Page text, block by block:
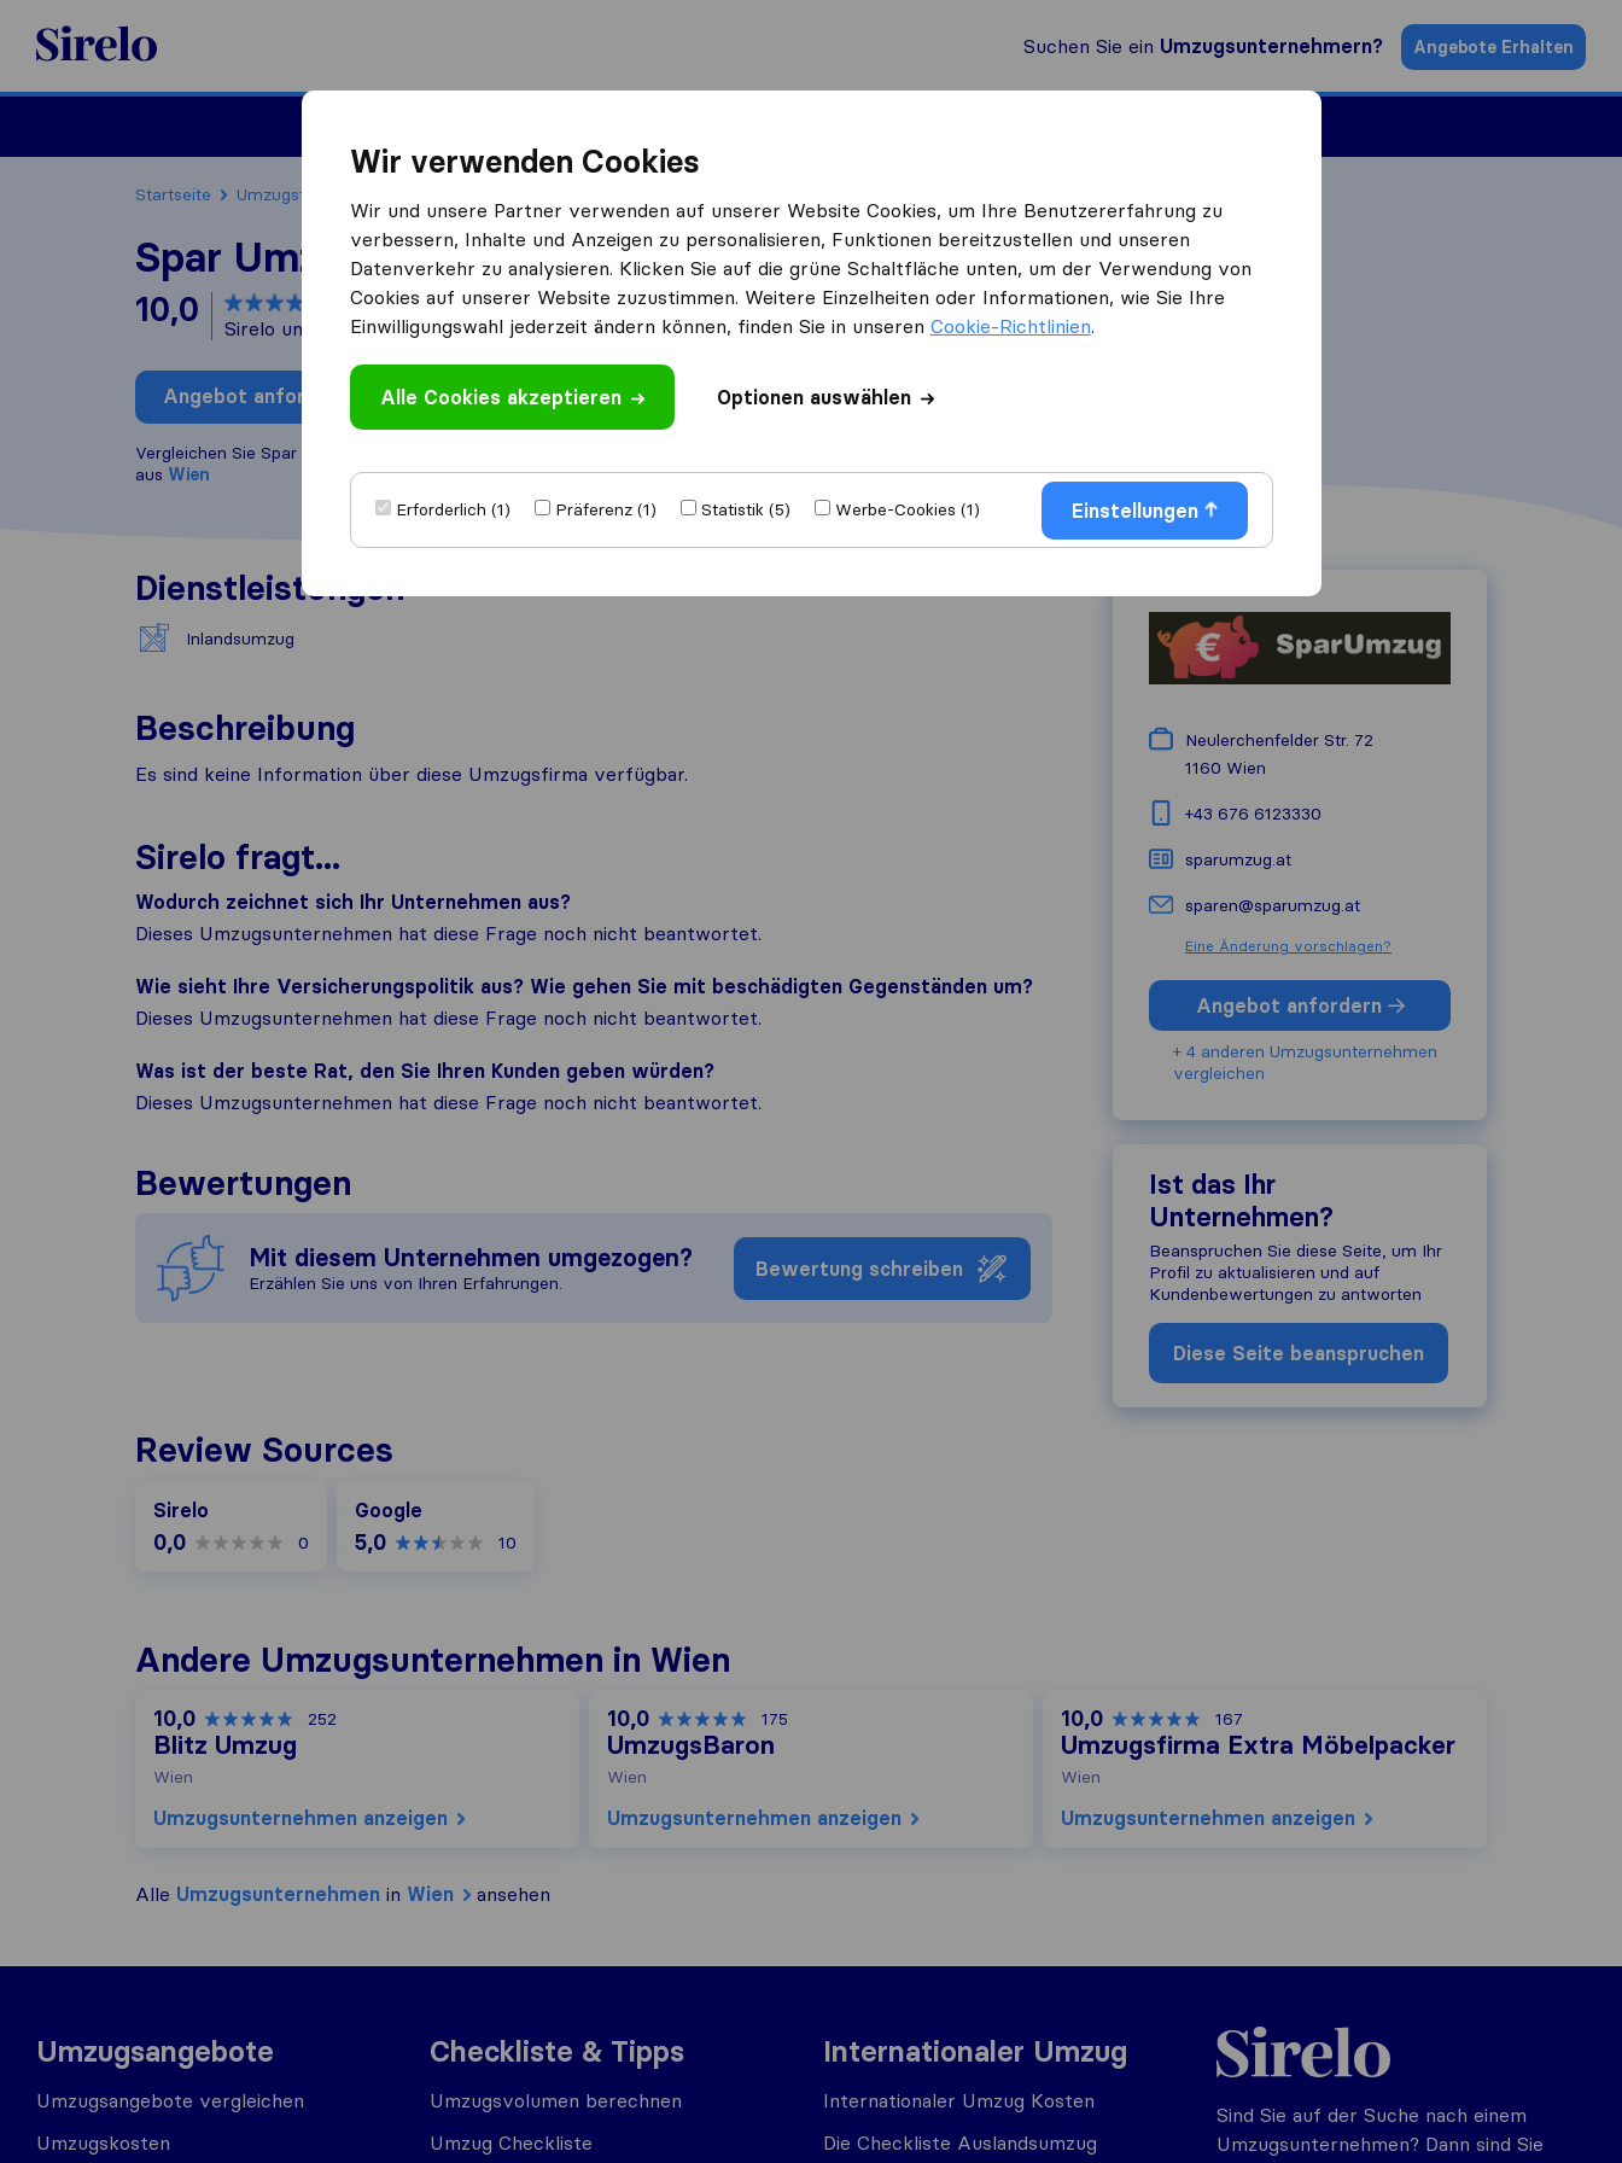
Sirelo.at
Suchen Sie ein Umzugsunternehmern? Angebote Erhalten
Startseite Umzugsfirmen
Spar Umzug Wien
10,0 basierend auf 10
Sirelo und Google Bewertungen
i
Angebot anfordern Bewertung schreiben
Vergleichen Sie Spar Umzug Wien mit anderen
aus Wien
Dienstleistungen
Inlandsumzug
Beschreibung
Es sind keine Information über diese Umzugsfirma verfügbar.
Sirelo fragt...
Wodurch zeichnet sich Ihr Unternehmen aus?
Dieses Umzugsunternehmen hat diese Frage noch nicht beantwortet.
Wie sieht Ihre Versicherungspolitik aus? Wie gehen Sie mit beschädigten Gegenständen um?
Dieses Umzugsunternehmen hat diese Frage noch nicht beantwortet.
Was ist der beste Rat, den Sie Ihren Kunden geben würden?
Dieses Umzugsunternehmen hat diese Frage noch nicht beantwortet.
Bewertungen
Mit diesem Unternehmen umgezogen?
Erzählen Sie uns von Ihren Erfahrungen.
Bewertung schreiben
Neulerchenfelder Str. 72
1160 Wien
+43 676 6123330
sparumzug.at
sparen@sparumzug.at
Eine Änderung vorschlagen?
Angebot anfordern
+ 4 anderen Umzugs​unternehmen
vergleichen
Ist das Ihr
Unternehmen?
Beanspruchen Sie diese Seite, um Ihr
Profil zu aktualisieren und auf
Kundenbewertungen zu antworten
Diese Seite beanspruchen
Review Sources
Sirelo
0,0 0
Google
5,0 10
Andere Umzugs​unternehmen in Wien
10,0 252
Blitz Umzug
Wien
Umzugs​unternehmen anzeigen
10,0 175
UmzugsBaron
Wien
Umzugs​unternehmen anzeigen
10,0 167
Umzugsfirma Extra Möbelpacker
Wien
Umzugs​unternehmen anzeigen
Alle Umzugs​unternehmen in Wien ansehen
Umzugsangebote
Umzugsangebote vergleichen
Umzugskosten
Checkliste & Tipps
Umzugsvolumen berechnen
Umzug Checkliste
Internationaler Umzug
Internationaler Umzug Kosten
Die Checkliste Auslandsumzug
Sirelo.at
Sind Sie auf der Suche nach einem
Umzugsunternehmen? Dann sind Sie
Wir verwenden Cookies
Wir und unsere Partner verwenden auf unserer Website Cookies, um Ihre Benutzererfahrung zu
verbessern, Inhalte und Anzeigen zu personalisieren, Funktionen bereitzustellen und unseren
Datenverkehr zu analysieren. Klicken Sie auf die grüne Schaltfläche unten, um der Verwendung von
Cookies auf unserer Website zuzustimmen. Weitere Einzelheiten oder Informationen, wie Sie Ihre
Einwilligungswahl jederzeit ändern können, finden Sie in unseren Cookie-Richtlinien.
Alle Cookies akzeptieren Optionen auswählen
Erforderlich (1) Präferenz (1) Statistik (5) Werbe-Cookies (1) Einstellungen